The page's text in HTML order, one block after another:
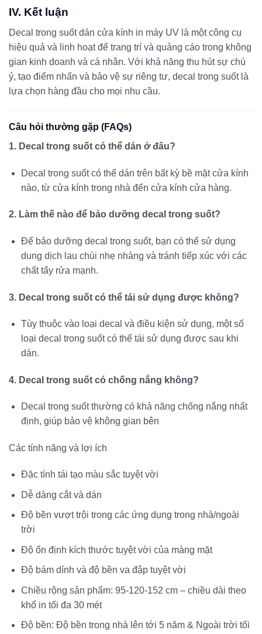
IV. Kết luận
Decal trong suốt dán cửa kính in máy UV là một công cụ
hiệu quả và linh hoạt để trang trí và quảng cáo trong không
gian kinh doanh và cá nhân. Với khả năng thu hút sự chú
ý, tạo điểm nhấn và bảo vệ sự riêng tư, decal trong suốt là
lựa chọn hàng đầu cho mọi nhu cầu.
Câu hỏi thường gặp (FAQs)
1. Decal trong suốt có thể dán ở đâu?
Decal trong suốt có thể dán trên bất kỳ bề mặt cửa kính
nào, từ cửa kính trong nhà đến cửa kính cửa hàng.
2. Làm thế nào để bảo dưỡng decal trong suốt?
Để bảo dưỡng decal trong suốt, bạn có thể sử dụng
dung dịch lau chùi nhẹ nhàng và tránh tiếp xúc với các
chất tẩy rửa mạnh.
3. Decal trong suốt có thể tái sử dụng được không?
Tùy thuộc vào loại decal và điều kiện sử dụng, một số
loại decal trong suốt có thể tái sử dụng được sau khi
dán.
4. Decal trong suốt có chống nắng không?
Decal trong suốt thường có khả năng chống nắng nhất
định, giúp bảo vệ không gian bên
Các tính năng và lợi ích
Đặc tính tái tạo màu sắc tuyệt vời
Dễ dàng cắt và dán
Độ bền vượt trội trong các ứng dụng trong nhà/ngoài
trời
Độ ổn định kích thước tuyệt vời của màng mặt
Độ bám dính và độ bền va đập tuyệt vời
Chiều rộng sản phẩm: 95-120-152 cm – chiều dài theo
khổ in tối đa 30 mét
Độ bền: Độ bền trong nhà lên tới 5 năm & Ngoài trời tối